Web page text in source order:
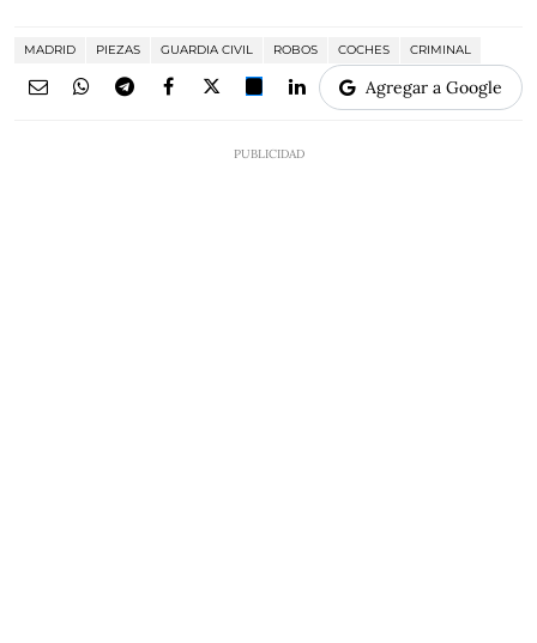
MADRID PIEZAS GUARDIA CIVIL ROBOS COCHES CRIMINAL
Agregar a Google